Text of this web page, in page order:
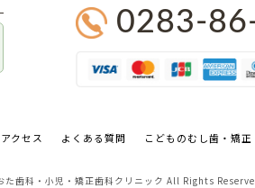
0283-
アクセス よくある質問 こどものむし歯・矯正
歯科・小児・矯正歯科クリニック All Rights